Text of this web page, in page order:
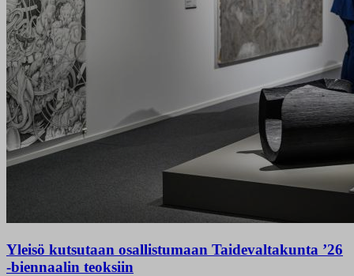
Yleisö kutsutaan osallistumaan Taidevaltakunta ’26
-biennaalin teoksiin